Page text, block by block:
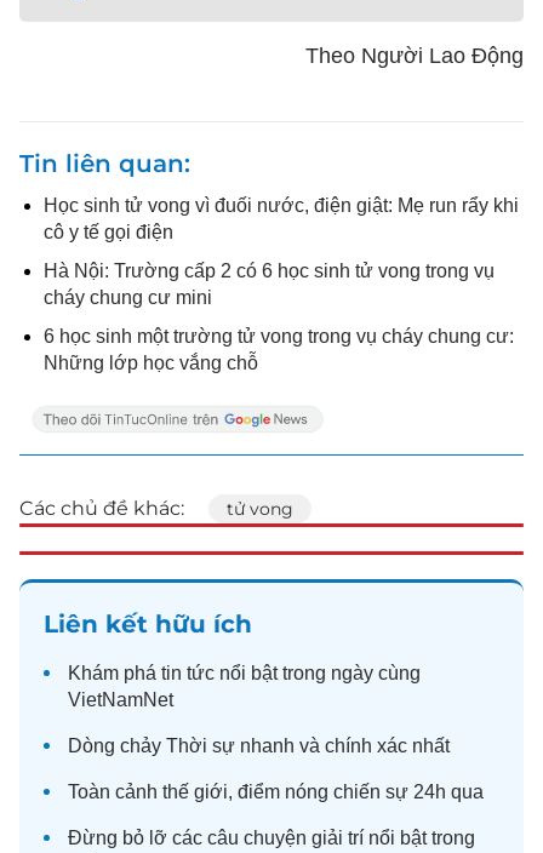
Theo Người Lao Động
Tin liên quan
Học sinh tử vong vì đuối nước, điện giật: Mẹ run rẩy khi
cô y tế gọi điện
Hà Nội: Trường cấp 2 có 6 học sinh tử vong trong vụ
cháy chung cư mini
6 học sinh một trường tử vong trong vụ cháy chung cư:
Những lớp học vắng chỗ
Các chủ đề khác: tử vong
Liên kết hữu ích
Khám phá tin tức nổi bật trong ngày cùng
VietNamNet
Dòng chảy Thời sự nhanh và chính xác nhất
Toàn cảnh thế giới, điểm nóng chiến sự 24h qua
Đừng bỏ lỡ các câu chuyện giải trí nổi bật trong